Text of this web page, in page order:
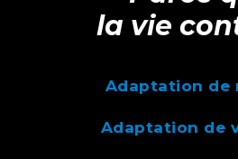
la vie
Adaptation de
Adaptation de